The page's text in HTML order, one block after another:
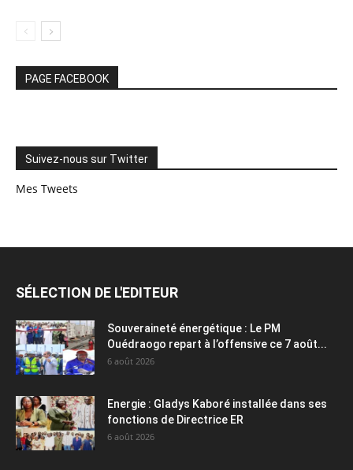
PAGE FACEBOOK
Suivez-nous sur Twitter
Mes Tweets
SÉLECTION DE L'EDITEUR
Souveraineté énergétique : Le PM
Ouédraogo repart à l’offensive ce 7 août...
6 août 2026
Energie : Gladys Kaboré installée dans ses
fonctions de Directrice ER
6 août 2026